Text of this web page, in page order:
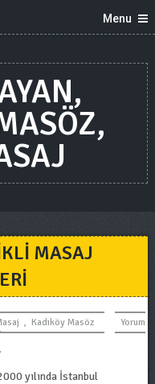
Menu
MASAJ
, Kadıköy Masöz
Yorum
yılında İstanbul